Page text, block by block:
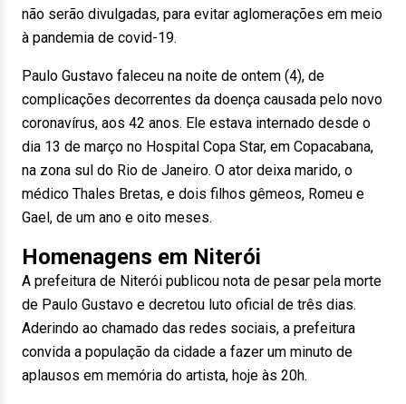
não serão divulgadas, para evitar aglomerações em meio
à pandemia de covid-19.
Paulo Gustavo faleceu na noite de ontem (4), de
complicações decorrentes da doença causada pelo novo
coronavírus, aos 42 anos. Ele estava internado desde o
dia 13 de março no Hospital Copa Star, em Copacabana,
na zona sul do Rio de Janeiro. O ator deixa marido, o
médico Thales Bretas, e dois filhos gêmeos, Romeu e
Gael, de um ano e oito meses.
Homenagens em Niterói
A prefeitura de Niterói publicou nota de pesar pela morte
de Paulo Gustavo e decretou luto oficial de três dias.
Aderindo ao chamado das redes sociais, a prefeitura
convida a população da cidade a fazer um minuto de
aplausos em memória do artista, hoje às 20h.